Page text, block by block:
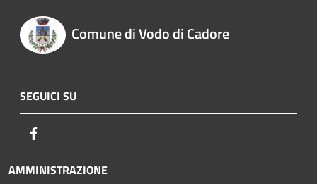
Comune di Vodo di Cadore
SEGUICI SU
AMMINISTRAZIONE